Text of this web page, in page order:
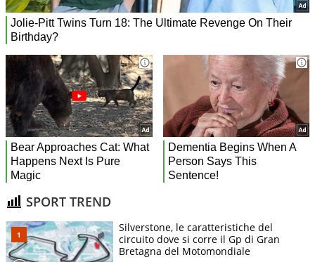
SPORT TREND
Silverstone, le caratteristiche del
circuito dove si corre il Gp di Gran
Bretagna del Motomondiale